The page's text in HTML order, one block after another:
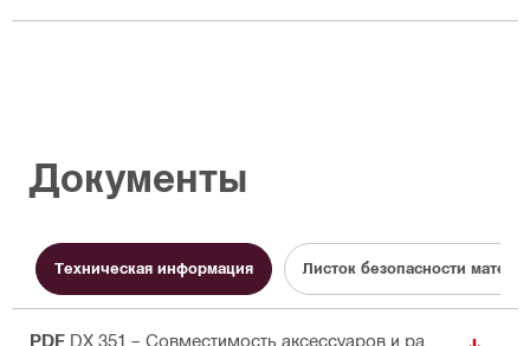
Документы
Техническая информация Листок безопасности
PDF DX 351 – Совместимость аксессуаров и ра